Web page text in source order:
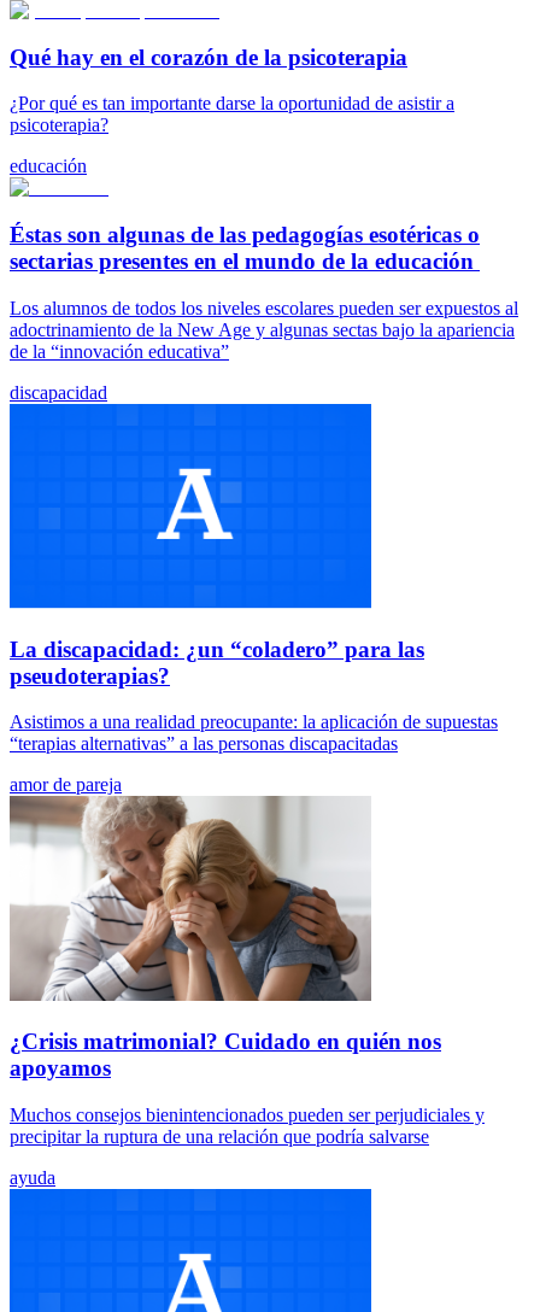
Qué hay en el corazón de la psicoterapia
¿Por qué es tan importante darse la oportunidad de asistir a
psicoterapia?
educación
Éstas son algunas de las pedagogías esotéricas o
sectarias presentes en el mundo de la educación
Los alumnos de todos los niveles escolares pueden ser expuestos al
adoctrinamiento de la New Age y algunas sectas bajo la apariencia
de la “innovación educativa”
discapacidad
La discapacidad: ¿un “coladero” para las
pseudoterapias?
Asistimos a una realidad preocupante: la aplicación de supuestas
“terapias alternativas” a las personas discapacitadas
amor de pareja
¿Crisis matrimonial? Cuidado en quién nos
apoyamos
Muchos consejos bienintencionados pueden ser perjudiciales y
precipitar la ruptura de una relación que podría salvarse
ayuda